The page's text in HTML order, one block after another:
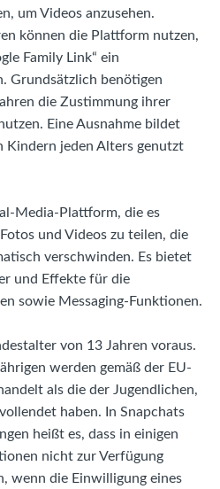
um Videos anzusehen.
können die Plattform nutzen,
Family Link“ ein
Grundsätzlich benötigen
die Zustimmung ihrer
Eine Ausnahme bildet
Kindern jeden Alters genutzt
Media-Plattform, die es
und Videos zu teilen, die
verschwinden. Es bietet
und Effekte für die
sowie Messaging-Funktionen.
von 13 Jahren voraus.
werden gemäß der EU-
als die der Jugendlichen,
haben. In Snapchats
heißt es, dass in einigen
nicht zur Verfügung
wenn die Einwilligung eines